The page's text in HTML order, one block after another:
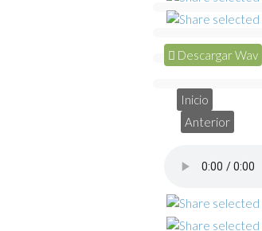
Descargar Wav
Inicio
Anterior